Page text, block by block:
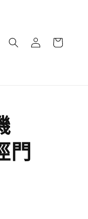
門